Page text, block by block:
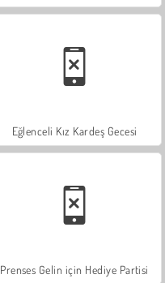
Eğlenceli Kız Kardeş Gecesi
Prenses Gelin için Hediye Partisi